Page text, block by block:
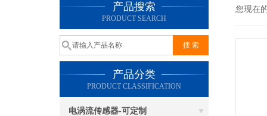
产品搜索
PRODUCT SEARCH
产品分类
PRODUCT CLASSIFICATION
电涡流传感器-可定制
您现在